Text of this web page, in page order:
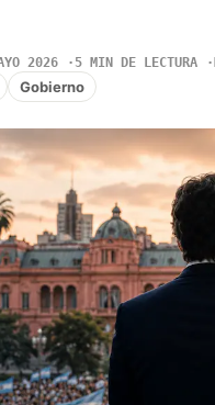
2026 5 MIN DE LECTURA
Gobierno